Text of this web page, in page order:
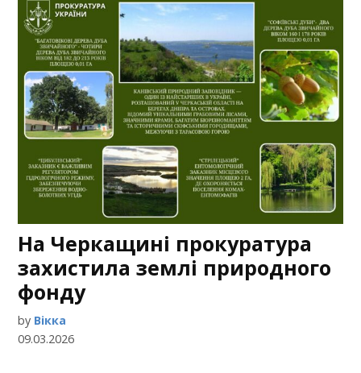
На Черкащині прокуратура
захистила землі природного
фонду
by Вікка
09.03.2026